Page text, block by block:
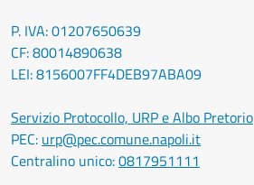
P. IVA: 01207650639
CF: 80014890638
LEI: 8156007FF4DEB97ABA09
Servizio Protocollo, URP e Albo Pretorio
PEC: urp@pec.comune.napoli.it
Centralino unico:0817951111